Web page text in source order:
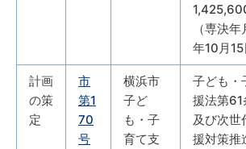
（専決
年10月15
計画
の策
定
市
第1
70
号
横浜市
子ど
も・子
育て支
子ども・
援法第
及び次世
援対策推